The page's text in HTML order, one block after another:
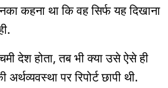
कहना था कि वह सिर्फ यह दिखाना
देश होता, तब भी क्या उसे ऐसे ही
पर रिपोर्ट छापी थी.